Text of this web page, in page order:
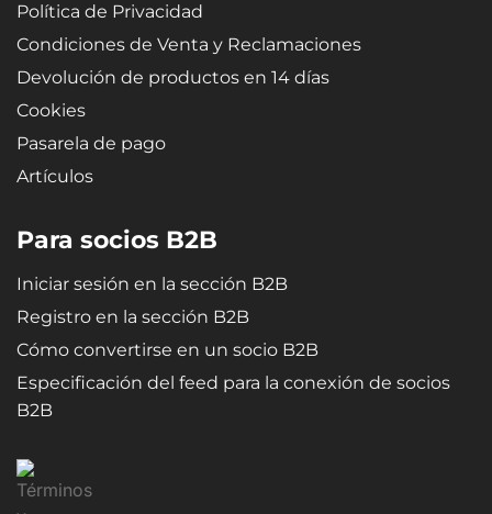
Política de Privacidad
Condiciones de Venta y Reclamaciones
Devolución de productos en 14 días
Cookies
Pasarela de pago
Artículos
Para socios B2B
Iniciar sesión en la sección B2B
Registro en la sección B2B
Cómo convertirse en un socio B2B
Especificación del feed para la conexión de socios
B2B